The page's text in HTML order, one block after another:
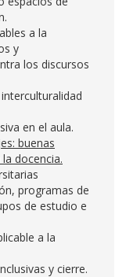
a la
y
los discursos
en el aula.
buenas
docencia.
programas de
de estudio e
a la
y cierre.